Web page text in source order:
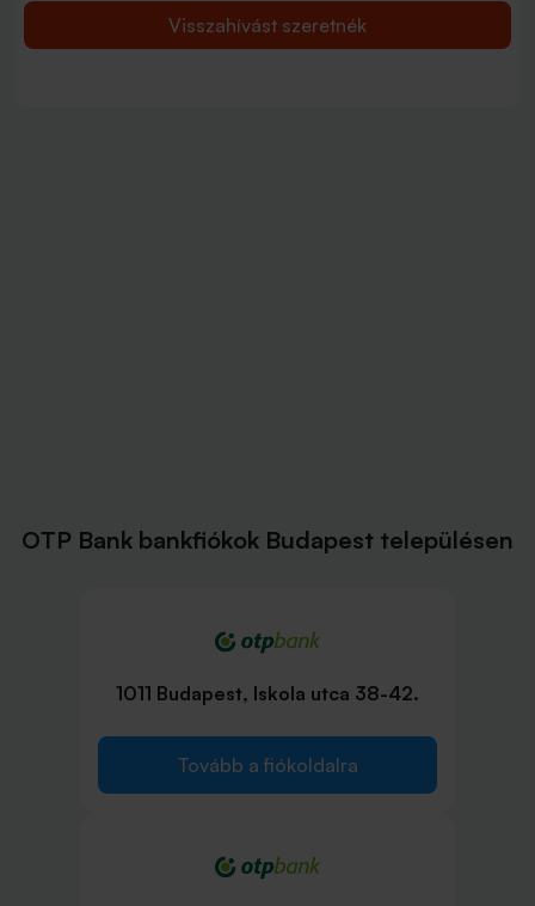
Visszahívást szeretnék
OTP Bank bankfiókok Budapest településen
1011 Budapest, Iskola utca 38-42.
Tovább a fiókoldalra